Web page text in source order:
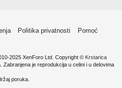
Politika privatnosti
Pomoć
2025 XenForo Ltd. Copyright © Krstarica
Zabranjena je reprodukcija u celini i u delovima
poruka.